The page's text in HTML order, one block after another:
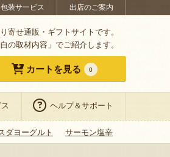
装サービス 出店のご案内
寄せ通販・ギフトサイトです。
の取材内容」でご紹介します。
カートを見る 0
ヘルプ＆サポート
ダヨーグルト サーモン塩辛